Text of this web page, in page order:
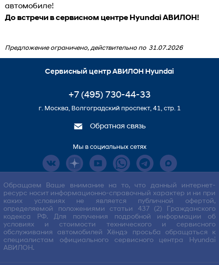
автомобиле!
До встречи в сервисном центре Hyundai АВИЛОН!
Предложение ограничено, действительно по 31.07.2026
Сервисный центр АВИЛОН Hyundai
+7 (495) 730-44-33
г. Москва, Волгоградский проспект, 41, стр. 1
Обратная связь
Мы в социальных сетях
Обращаем Ваше внимание на то, что данный интернет-
ресурс носит информационно-справочный характер и ни при
каких условиях не является публичной офертой,
определяемой положениями статьи 437 (2) Гражданского
кодекса РФ. Для получения подробной информации об
условиях и стоимости технического и сервисного
обслуживания автомобилей Хёндэ просьба обращаться к
специалистам официального сервисного центра Hyundai
АВИЛОН.